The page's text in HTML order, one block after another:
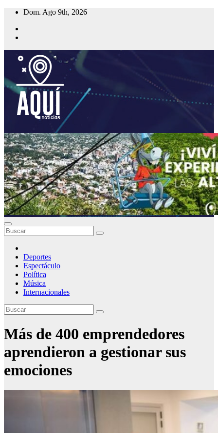
Saltar
contenido
Dom. Ago 9th, 2026
Deportes
Espectáculo
Política
Música
Internacionales
Más de 400 emprendedores
aprendieron a gestionar sus
emociones